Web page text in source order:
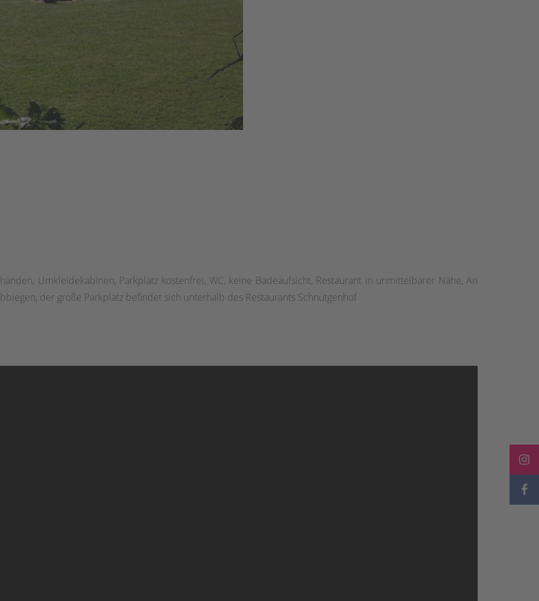
Umkleidekabinen, Parkplatz kostenfrei, WC, keine Badeaufsicht, Restaurant in unmittelbarer Nähe, An
der große Parkplatz befindet sich unterhalb des Restaurants Schnütgenhof